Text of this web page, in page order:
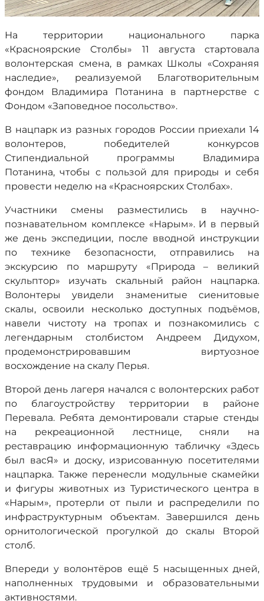
На территории национального парка
«Красноярские Столбы» 11 августа стартовала
волонтерская смена, в рамках Школы «Сохраняя
наследие», реализуемой Благотворительным
фондом Владимира Потанина в партнерстве с
Фондом «Заповедное посольство».
В нацпарк из разных городов России приехали 14
волонтеров, победителей конкурсов
Стипендиальной программы Владимира
Потанина, чтобы с пользой для природы и себя
провести неделю на «Красноярских Столбах».
Участники смены разместились в научно-
познавательном комплексе «Нарым». И в первый
же день экспедиции, после вводной инструкции
по технике безопасности, отправились на
экскурсию по маршруту «Природа – великий
скульптор» изучать скальный район нацпарка.
Волонтеры увидели знаменитые сиенитовые
скалы, освоили несколько доступных подъёмов,
навели чистоту на тропах и познакомились с
легендарным столбистом Андреем Дидухом,
продемонстрировавшим виртуозное
восхождение на скалу Перья.
Второй день лагеря начался с волонтерских работ
по благоустройству территории в районе
Перевала. Ребята демонтировали старые стенды
на рекреационной лестнице, сняли на
реставрацию информационную табличку «Здесь
был васЯ» и доску, изрисованную посетителями
нацпарка. Также перенесли модульные скамейки
и фигуры животных из Туристического центра в
«Нарым», протерли от пыли и распределили по
инфраструктурным объектам. Завершился день
орнитологической прогулкой до скалы Второй
столб.
Впереди у волонтёров ещё 5 насыщенных дней,
наполненных трудовыми и образовательными
активностями.